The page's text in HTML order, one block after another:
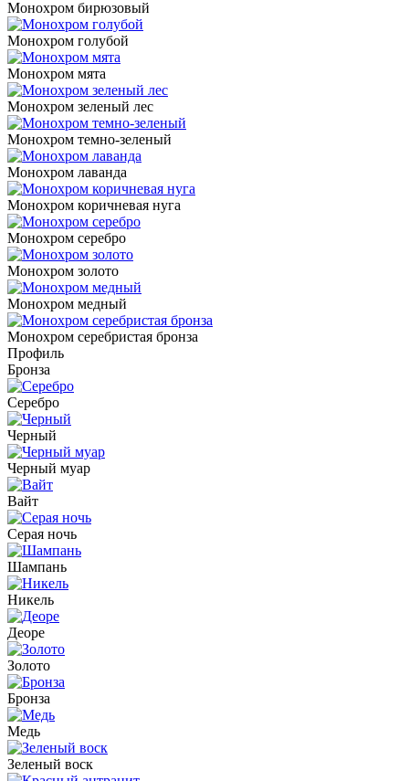
Монохром бирюзовый
Монохром голубой
Монохром мята
Монохром зеленый лес
Монохром темно-зеленый
Монохром лаванда
Монохром коричневая нуга
Монохром серебро
Монохром золото
Монохром медный
Монохром серебристая бронза
Профиль
Бронза
Серебро
Черный
Черный муар
Вайт
Серая ночь
Шампань
Никель
Деоре
Золото
Бронза
Медь
Зеленый воск